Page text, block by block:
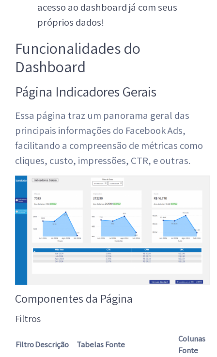
acesso ao dashboard já com seus
próprios dados!
Funcionalidades do
Dashboard
Página Indicadores Gerais
Essa página traz um panorama geral das
principais informações do Facebook Ads,
facilitando a compreensão de métricas como
cliques, custo, impressões, CTR, e outras.
Componentes da Página
Filtros
FiltroDescrição Tabelas Fonte
Colunas
Fonte